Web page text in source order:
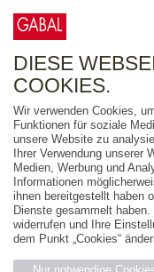
DIESE
COOKIES.
Wir verwenden Cookies,
Funktionen für soziale
unsere Website zu
Ihrer Verwendung unserer
Medien, Werbung und
Informationen
ihnen bereitgestellt haben
Dienste gesammelt
widerrufen und Ihre
dem Punkt „Cookies“